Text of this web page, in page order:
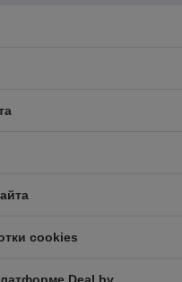
cookies